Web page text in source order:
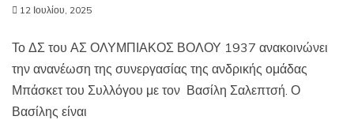
12 Ιουλίου, 2025
Το ΔΣ του ΑΣ ΟΛΥΜΠΙΑΚΟΣ ΒΟΛΟΥ 1937 ανακοινώνει
την ανανέωση της συνεργασίας της ανδρικής ομάδας
Μπάσκετ του Συλλόγου με τον Βασίλη Σαλεπτσή. Ο
Βασίλης είναι